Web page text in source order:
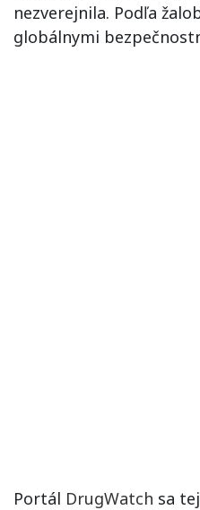
nezverejnila. Podľa
globálnymi
Portál DrugWatch sa